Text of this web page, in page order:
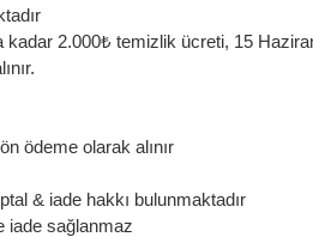
kadar 2.000₺ temizlik ücreti, 15
ödeme olarak alınır
& iade hakkı bulunmaktadır
iade sağlanmaz